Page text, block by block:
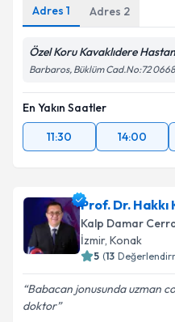
Takvim
Adres 1 Adres 2
Özel Koru Kavaklıdere
Barbaros, Büklüm Cad.No:72
En Yakın Saatler
11:30
14:00
Prof. Dr. Hakkı
Kalp Damar
İzmir, Konak
5 (13
Babacan jonusunda uzman
doktor